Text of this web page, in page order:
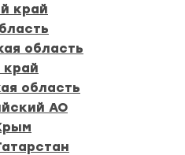
край
область
край
область
АО